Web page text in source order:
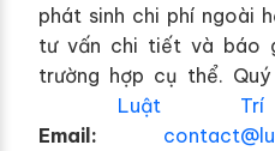
phát sinh chi phí ngoài
tư vấn chi tiết và báo
trường hợp cụ thể.
Luật
Email: